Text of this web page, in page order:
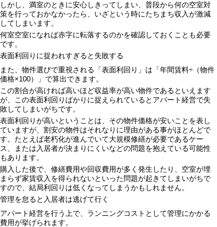
しかし、満室のときに安心しきってしまい、普段から何の空室対
策を行っておかなかったら、いざという時にたちまち収入が激減
してしまいます。
何室空室になれば赤字に転落するのかを確認しておくことも必要
です。
表面利回りに捉われすぎると失敗する
また、物件選びで重視される「表面利回り」は「年間賃料÷（物件
価格×100）」で算出できます。
この割合が高ければ高いほど収益率が高い物件であるといえます
が、この表面利回りばかりに捉えられているとアパート経営で失
敗してしまいがちです。
表面利回りが高いということは、その物件価格が安いことを表し
ていますが、割安の物件はそれなりに理由がある事がほとんどで
す。たとえば老朽化が進んでいて大規模修繕が必要であるケー
ス、または入居者が決まりにくいなどの問題を抱えている可能性
もあります。
購入した後で、修繕費用や回収費用が多く発生したり、空室が埋
まらず家賃収入を得られないといった問題が起きてしまいがちで
すので、結局利回りは低くなってしまうかもしれません。
管理を怠ると入居者は逃げて行く
アパート経営を行う上で、ランニングコストとして管理にかかる
費用が挙げられます。